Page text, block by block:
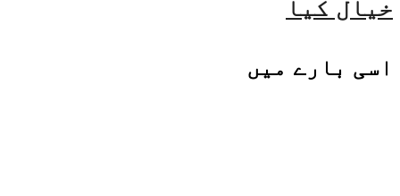
خیال کیا
اسی بارے میں